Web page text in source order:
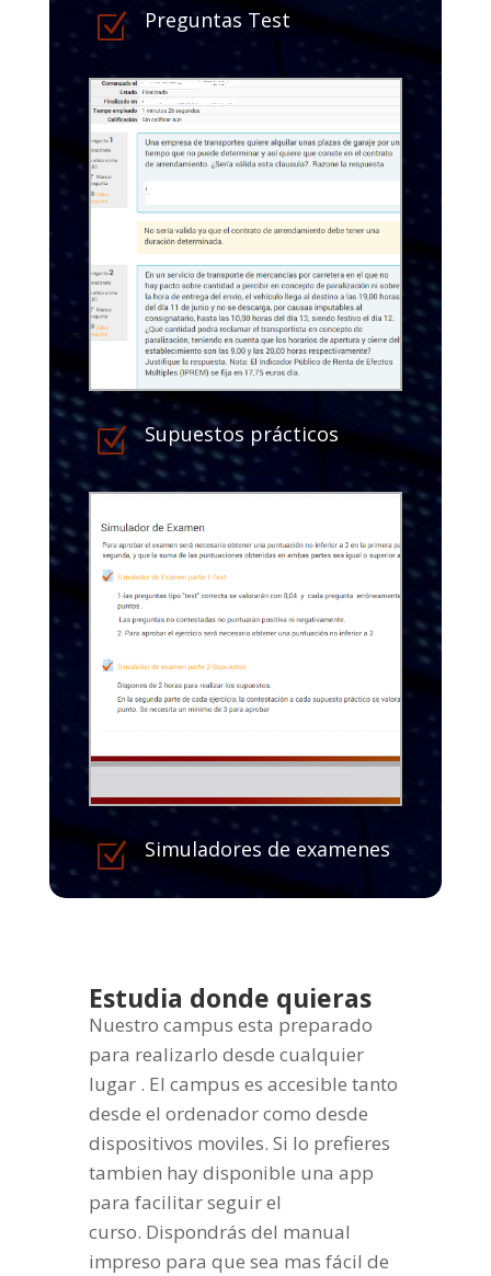
Z Preguntas Test
Z Supuestos prácticos
Z Simuladores de examenes
Estudia donde quieras
Nuestro campus esta preparado
para realizarlo desde cualquier
lugar . El campus es accesible tanto
desde el ordenador como desde
dispositivos moviles. Si lo prefieres
tambien hay disponible una app
para facilitar seguir el
curso. Dispondrás del manual
impreso para que sea mas fácil de